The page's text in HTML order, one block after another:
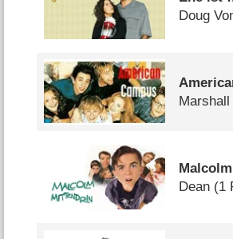
Doug
Dean (1